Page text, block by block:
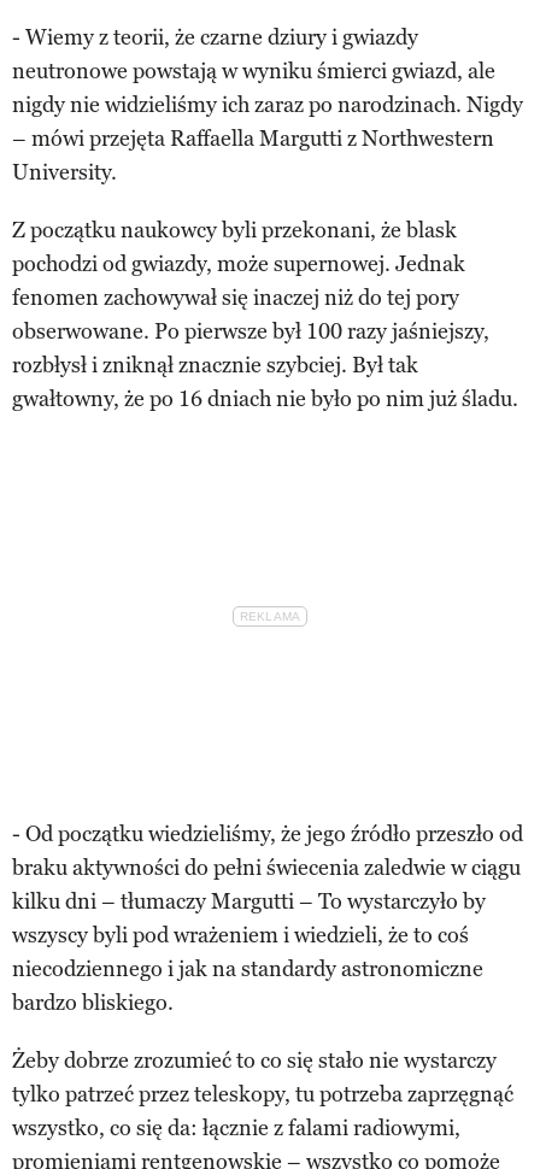
- Wiemy z teorii, że czarne dziury i gwiazdy
neutronowe powstają w wyniku śmierci gwiazd, ale
nigdy nie widzieliśmy ich zaraz po narodzinach. Nigdy
– mówi przejęta Raffaella Margutti z Northwestern
University.
Z początku naukowcy byli przekonani, że blask
pochodzi od gwiazdy, może supernowej. Jednak
fenomen zachowywał się inaczej niż do tej pory
obserwowane. Po pierwsze był 100 razy jaśniejszy,
rozbłysł i zniknął znacznie szybciej. Był tak
gwałtowny, że po 16 dniach nie było po nim już śladu.
- Od początku wiedzieliśmy, że jego źródło przeszło od
braku aktywności do pełni świecenia zaledwie w ciągu
kilku dni – tłumaczy Margutti – To wystarczyło by
wszyscy byli pod wrażeniem i wiedzieli, że to coś
niecodziennego i jak na standardy astronomiczne
bardzo bliskiego.
Żeby dobrze zrozumieć to co się stało nie wystarczy
tylko patrzeć przez teleskopy, tu potrzeba zaprzęgnąć
wszystko, co się da: łącznie z falami radiowymi,
promieniami rentgenowskie – wszystko co pomoże